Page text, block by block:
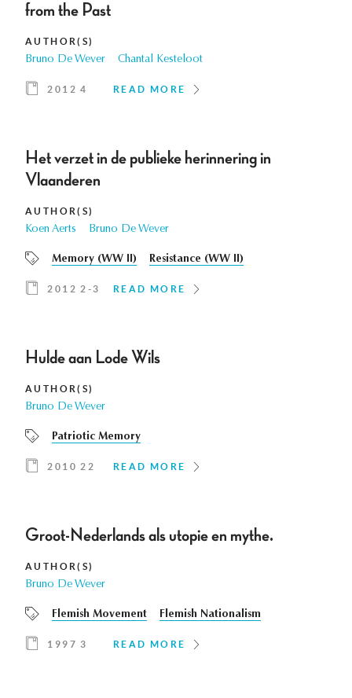
from the Past
AUTHOR(S)
Bruno De Wever Chantal Kesteloot
2012 4 READ MORE
Het verzet in de publieke herinnering in
Vlaanderen
AUTHOR(S)
Koen Aerts Bruno De Wever
Memory (WW II) Resistance (WW II)
2012 2-3 READ MORE
Hulde aan Lode Wils
AUTHOR(S)
Bruno De Wever
Patriotic Memory
2010 22 READ MORE
Groot-Nederlands als utopie en mythe.
AUTHOR(S)
Bruno De Wever
Flemish Movement Flemish Nationalism
1997 3 READ MORE